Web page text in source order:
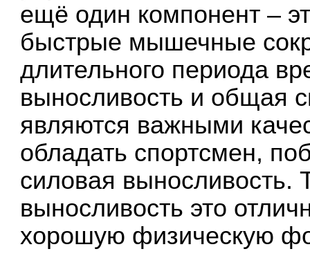
ещё один компонент –
быстрые мышечные
длительного периода
выносливость и общая
являются важными
обладать спортсмен,
силовая выносливость.
выносливость это
хорошую физическую